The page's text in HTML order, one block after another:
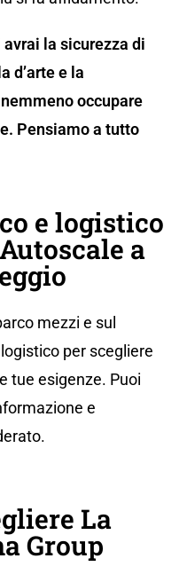
la sicurezza di
d’arte e la
occupare
Pensiamo a tutto
e logistico
a
mezzi e sul
per scegliere
tue esigenze. Puoi
e
La
Group